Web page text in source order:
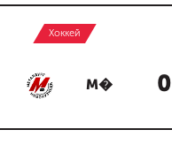
Хоккей
М� 0